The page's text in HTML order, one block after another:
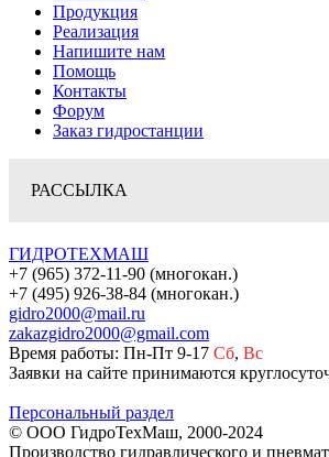
Продукция
Реализация
Напишите нам
Помощь
Контакты
Форум
Заказ гидростанции
РАССЫЛКА
ГИДРОТЕХМАШ
+7 (965) 372-11-90 (многокан.)
+7 (495) 926-38-84 (многокан.)
gidro2000@mail.ru
zakazgidro2000@gmail.com
Время работы: Пн-Пт 9-17 Сб, Вс
Заявки на сайте принимаются
Персональный раздел
© ООО ГидроТехМаш, 2000-2024
Производство гидравлического и